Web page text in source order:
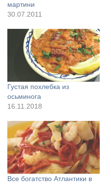
мартини
30.07.2011
Густая похлебка из
осьминога
16.11.2018
Все богатство Атлантики в